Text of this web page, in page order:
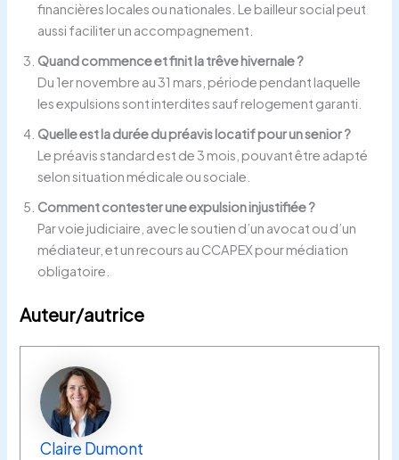
financières locales ou nationales. Le bailleur social peut
aussi faciliter un accompagnement.
Quand commence et finit la trêve hivernale ?
Du 1er novembre au 31 mars, période pendant laquelle
les expulsions sont interdites sauf relogement garanti.
Quelle est la durée du préavis locatif pour un senior ?
Le préavis standard est de 3 mois, pouvant être adapté
selon situation médicale ou sociale.
Comment contester une expulsion injustifiée ?
Par voie judiciaire, avec le soutien d’un avocat ou d’un
médiateur, et un recours au CCAPEX pour médiation
obligatoire.
Auteur/autrice
Claire Dumont